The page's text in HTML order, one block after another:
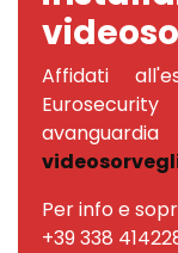
Affidati
Per info e
+39 338